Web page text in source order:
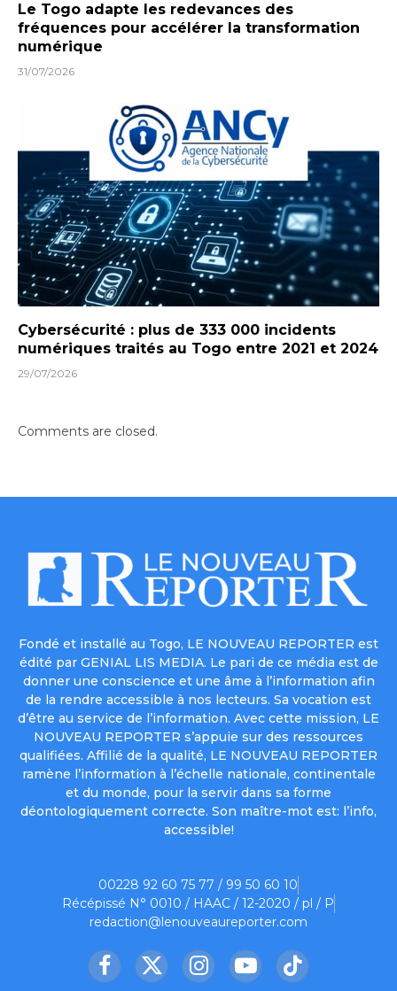
Le Togo adapte les redevances des
fréquences pour accélérer la transformation
numérique
31/07/2026
Cybersécurité : plus de 333 000 incidents
numériques traités au Togo entre 2021 et 2024
29/07/2026
Comments are closed.
Fondé et installé au Togo, LE NOUVEAU REPORTER est
édité par GENIAL LIS MEDIA. Le pari de ce média est de
donner une conscience et une âme à l’information afin
de la rendre accessible à nos lecteurs. Sa vocation est
d’être au service de l’information. Avec cette mission, LE
NOUVEAU REPORTER s’appuie sur des ressources
qualifiées. Affilié de la qualité, LE NOUVEAU REPORTER
ramène l’information à l’échelle nationale, continentale
et du monde, pour la servir dans sa forme
déontologiquement correcte. Son maître-mot est: l’info,
accessible!
00228 92 60 75 77 / 99 50 60 10
Récépissé N° 0010 / HAAC / 12-2020 / pl / P
redaction@lenouveaureporter.com
Facebook
X
InstagramYouTubeTikTok